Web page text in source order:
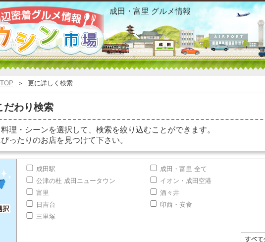
こだわり検索おすすめ情報
成田・富里 グルメ情報
＞ 更に詳しく検索
だわり検索
理・シーンを選択して、検索を絞り込むことができます。
ったりのお店を見つけて下さい。
成田駅
成田・富里 全て
公津の杜 成田ニュータウン
イオン・成田空港
富里
酒々井
日吉台
印西・安食
三里塚